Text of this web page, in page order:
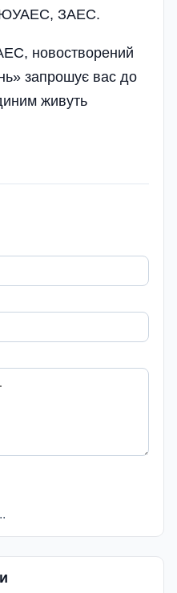
ЮУАЕС, ЗАЕС.
новостворений
запрошує вас до
живуть